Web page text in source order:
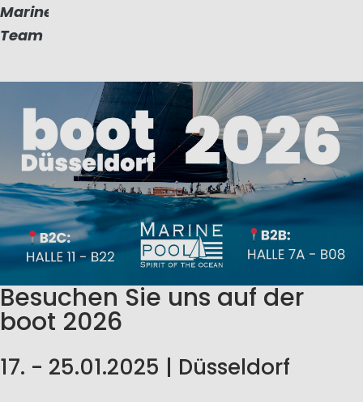
Marinepool
Team
Besuchen Sie uns auf der
boot 2026
17. - 25.01.2025 | Düsseldorf